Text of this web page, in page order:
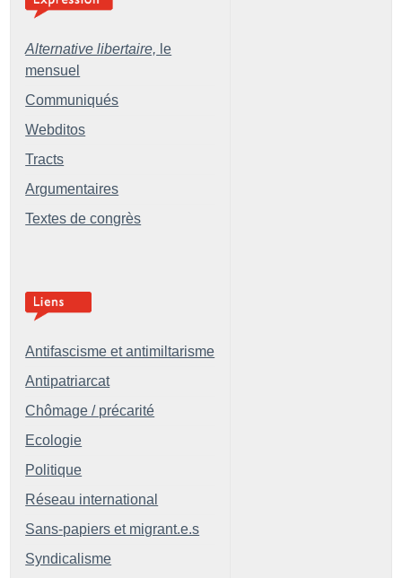
Alternative libertaire, le
mensuel
Communiqués
Webditos
Tracts
Argumentaires
Textes de congrès
Antifascisme et antimiltarisme
Antipatriarcat
Chômage / précarité
Ecologie
Politique
Réseau international
Sans-papiers et migrant.e.s
Syndicalisme